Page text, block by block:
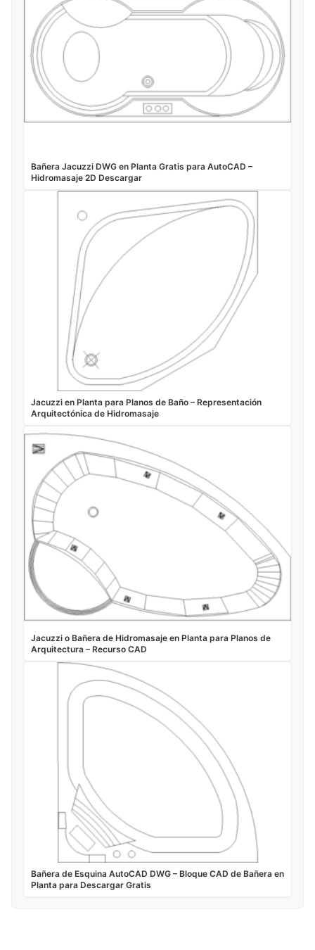
Bañera Jacuzzi DWG en Planta Gratis para AutoCAD –
Hidromasaje 2D Descargar
Jacuzzi en Planta para Planos de Baño – Representación
Arquitectónica de Hidromasaje
Jacuzzi o Bañera de Hidromasaje en Planta para Planos de
Arquitectura – Recurso CAD
Bañera de Esquina AutoCAD DWG – Bloque CAD de Bañera en
Planta para Descargar Gratis